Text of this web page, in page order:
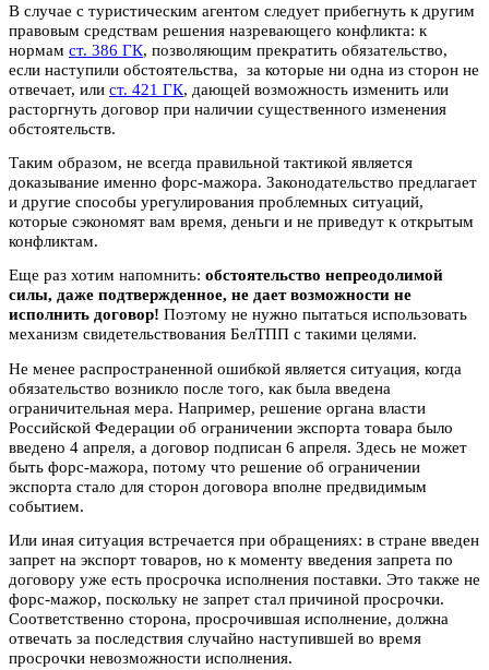
В случае с туристическим агентом следует прибегнуть к другим
правовым средствам решения назревающего конфликта: к
нормам ст. 386 ГК, позволяющим прекратить обязательство,
если наступили обстоятельства, за которые ни одна из сторон не
отвечает, или ст. 421 ГК, дающей возможность изменить или
расторгнуть договор при наличии существенного изменения
обстоятельств.
Таким образом, не всегда правильной тактикой является
доказывание именно форс-мажора. Законодательство предлагает
и другие способы урегулирования проблемных ситуаций,
которые сэкономят вам время, деньги и не приведут к открытым
конфликтам.
Еще раз хотим напомнить: обстоятельство непреодолимой
силы, даже подтвержденное, не дает возможности не
исполнить договор! Поэтому не нужно пытаться использовать
механизм свидетельствования БелТПП с такими целями.
Не менее распространенной ошибкой является ситуация, когда
обязательство возникло после того, как была введена
ограничительная мера. Например, решение органа власти
Российской Федерации об ограничении экспорта товара было
введено 4 апреля, а договор подписан 6 апреля. Здесь не может
быть форс-мажора, потому что решение об ограничении
экспорта стало для сторон договора вполне предвидимым
событием.
Или иная ситуация встречается при обращениях: в стране введен
запрет на экспорт товаров, но к моменту введения запрета по
договору уже есть просрочка исполнения поставки. Это также не
форс-мажор, поскольку не запрет стал причиной просрочки.
Соответственно сторона, просрочившая исполнение, должна
отвечать за последствия случайно наступившей во время
просрочки невозможности исполнения.